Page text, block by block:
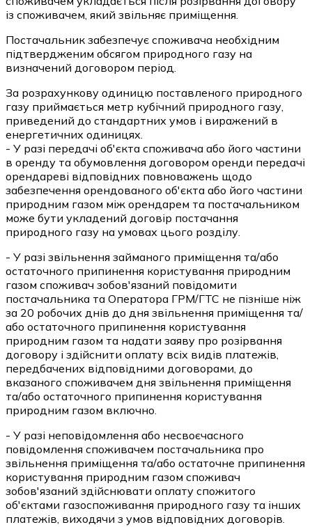
із споживачем, який звільняє приміщення.
Постачальник забезпечує споживача необхідним
підтвердженим обсягом природного газу на
визначений договором період.
За розрахункову одиницю поставленого природного
газу приймається метр кубічний природного газу,
приведений до стандартних умов і виражений в
енергетичних одиницях.
- У разі передачі об'єкта споживача або його частини
в оренду та обумовлення договором оренди передачі
орендареві відповідних повноважень щодо
забезпечення орендованого об'єкта або його частини
природним газом між орендарем та постачальником
може бути укладений договір постачання
природного газу на умовах цього розділу.
- У разі звільнення займаного приміщення та/або
остаточного припинення користування природним
газом споживач зобов'язаний повідомити
постачальника та Оператора ГРМ/ГТС не пізніше ніж
за 20 робочих днів до дня звільнення приміщення та/
або остаточного припинення користування
природним газом та надати заяву про розірвання
договору і здійснити оплату всіх видів платежів,
передбачених відповідними договорами, до
вказаного споживачем дня звільнення приміщення
та/або остаточного припинення користування
природним газом включно.
- У разі неповідомлення або несвоєчасного
повідомлення споживачем постачальника про
звільнення приміщення та/або остаточне припинення
користування природним газом споживач
зобов'язаний здійснювати оплату спожитого
об'єктами газоспоживання природного газу та інших
платежів, виходячи з умов відповідних договорів.